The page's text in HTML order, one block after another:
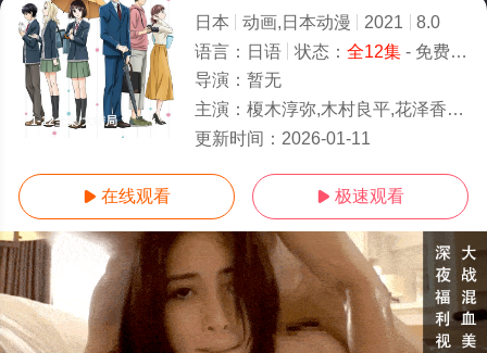
1-12全集/大结局
日本 动画,日本动漫 2021
8.0
语言： 日语 状态： 全12集- 免费在线观看
导演： 暂无
主演： 榎木淳弥,木村良平,花泽香菜,丰永利行,长谷川玲奈,小坂井祐梨绘
更新时间： 2026-01-11
 在线观看  极速观看